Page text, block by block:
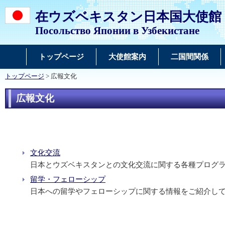
在ウズベキスタン日本国大使館
Посольство Японии в Узбекистане
トップページ 大使館案内 二国間関係
トップページ > 広報文化
広報文化
文化交流
日本とウズベキスタンとの文化交流に関する各種プログ
留学・フェローシップ
日本への留学やフェローシップに関する情報をご紹介し